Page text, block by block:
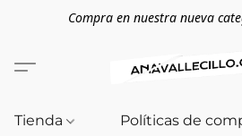
Compra en nuestra nueva
Tienda Políticas de